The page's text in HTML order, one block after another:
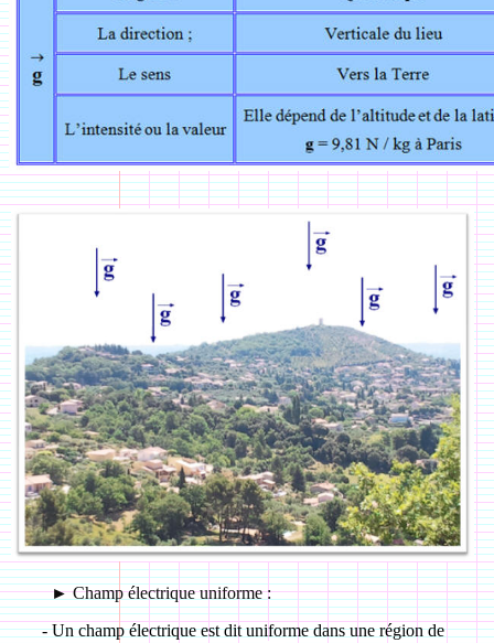
► Champ électrique uniforme :
- Un champ électrique est dit uniforme dans une région de